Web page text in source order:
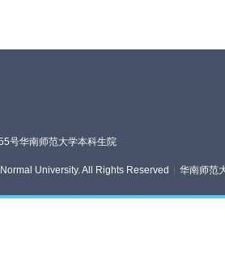
号华南师范大学本科生院
University. All Rights Reserved 华南师范